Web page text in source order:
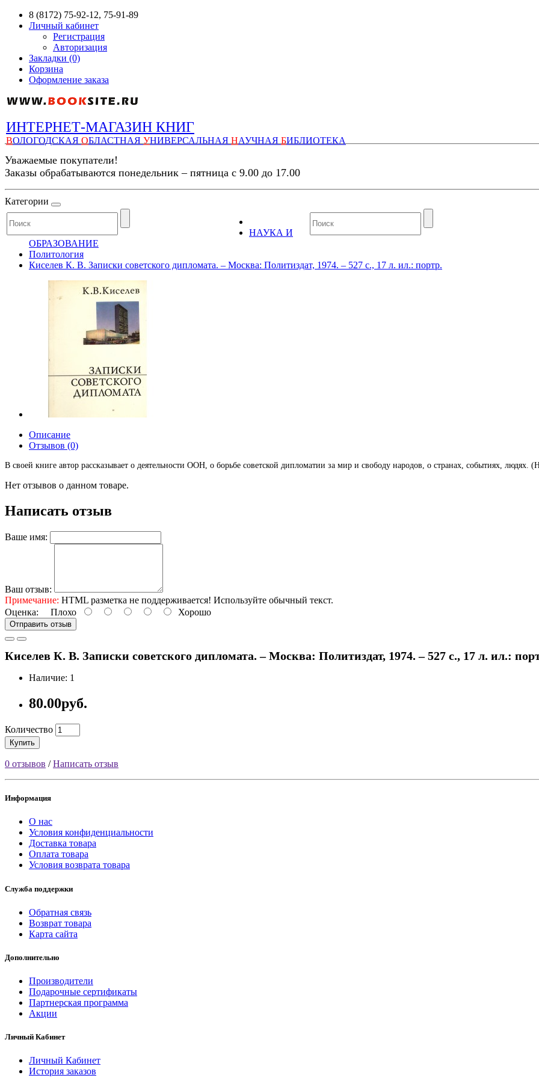
8 (8172) 75-92-12, 75-91-89
Личный кабинет
Регистрация
Авторизация
Закладки (0)
Корзина
Оформление заказа
ИНТЕРНЕТ-МАГАЗИН КНИГ
ВОЛОГОДСКАЯ ОБЛАСТНАЯ УНИВЕРСАЛЬНАЯ НАУЧНАЯ БИБЛИОТЕКА
Уважаемые покупатели!
Заказы обрабатываются понедельник – пятница с 9.00 до 17.00
Категории
НАУКА И
ОБРАЗОВАНИЕ
Политология
Киселев К. В. Записки советского дипломата. – Москва: Политиздат, 1974. – 527 с., 17 л. ил.: портр.
Описание
Отзывов (0)
В своей книге автор рассказывает о деятельности ООН, о борьбе советской дипломатии за мир и свободу народов, о странах, событиях, людях.
Нет отзывов о данном товаре.
Написать отзыв
Ваше имя:
Ваш отзыв:
Примечание: HTML разметка не поддерживается! Используйте обычный текст.
Оценка: Плохо Хорошо
Отправить отзыв
Киселев К. В. Записки советского дипломата. – Москва: Политиздат, 1974. – 527 с., 17 л. ил.:
Наличие: 1
80.00руб.
Количество
Купить
0 отзывов /Написать отзыв
Информация
О нас
Условия конфиденциальности
Доставка товара
Оплата товара
Условия возврата товара
Служба поддержки
Обратная связь
Возврат товара
Карта сайта
Дополнительно
Производители
Подарочные сертификаты
Партнерская программа
Акции
Личный Кабинет
Личный Кабинет
История заказов